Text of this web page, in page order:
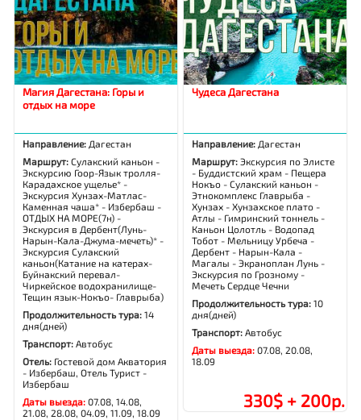
Магия Дагестана: Горы и
отдых на море
Направление: Дагестан
Маршрут:Сулакский каньон -
Экскурсию Гоор-Язык тролля-
Карадахское ущелье* -
Экскурсия Хунзах-Матлас-
Каменная чаша* - Избербаш -
ОТДЫХ НА МОРЕ(7н) -
Экскурсия в Дербент(Лунь-
Нарын-Кала-Джума-мечеть)* -
Экскурсия Сулакский
каньон(Катание на катерах-
Буйнакский перевал-
Чиркейское водохранилище-
Тещин язык-Нокъо- Главрыба)
Продолжительность тура:14
дня(дней)
Транспорт:Автобус
Отель: Гостевой дом Акватория
- Избербаш, Отель Турист -
Избербаш
Даты выезда:07.08, 14.08,
21.08, 28.08, 04.09, 11.09, 18.09
Чудеса Дагестана
Направление: Дагестан
Маршрут:Экскурсия по Элисте
- Буддистский храм - Пещера
Нокъо - Сулакский каньон -
Этнокомплекс Главрыба -
Хунзах - Хунзахское плато -
Атлы - Гимринский тоннель -
Каньон Цолотль - Водопад
Тобот - Мельницу Урбеча -
Дербент - Нарын-Кала -
Магалы - Экраноплан Лунь -
Экскурсия по Грозному -
Мечеть Сердце Чечни
Продолжительность тура:10
дня(дней)
Транспорт:Автобус
Даты выезда:07.08, 20.08,
18.09
330$ + 200р.